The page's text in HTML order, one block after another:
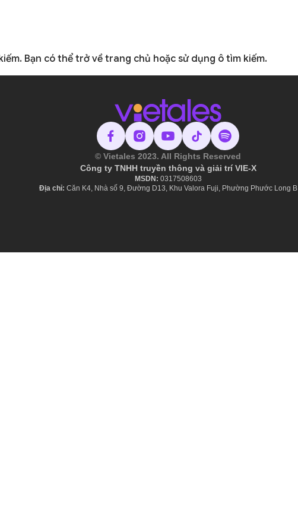
Bạn có thể trở về trang chủ hoặc sử dụng ô tìm kiếm.
© Vietales 2023. All Rights Reserved
Công ty TNHH truyền thông và giải trí VIE-X
MSDN: ​ 0317508603
Địa chỉ: Căn K4, Nhà số 9, Đường D13, Khu Valora Fuji, Phường Phước Long B